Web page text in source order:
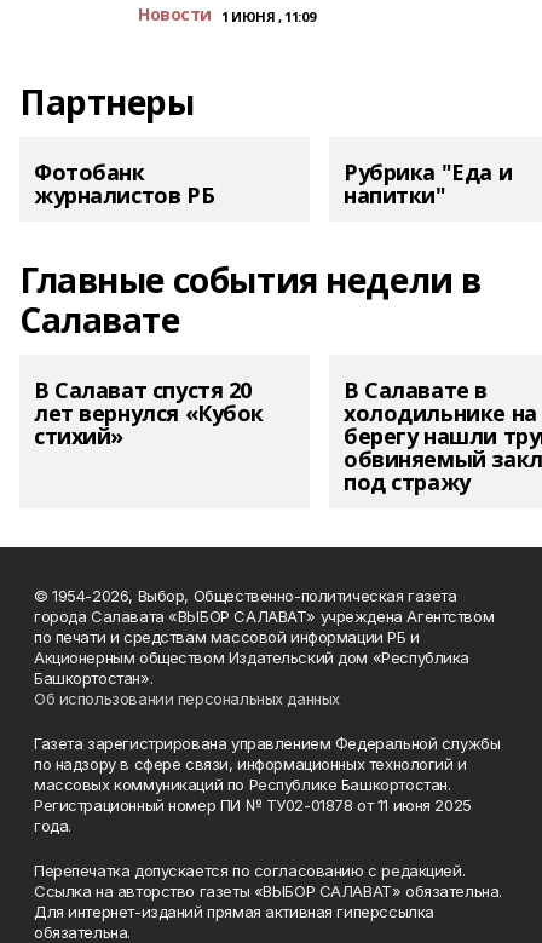
Новости 1 ИЮНЯ , 11:09
Партнеры
Фотобанк
журналистов РБ
Рубрика "Еда и
напитки"
Главные события недели в
Салавате
В Салават спустя 20
лет вернулся «Кубок
стихий»
В Салавате в
холодильнике на
берегу нашли
обвиняемый
под стражу
© 1954-2026, Выбор, Общественно-политическая газета
города Салавата «ВЫБОР САЛАВАТ» учреждена Агентством
по печати и средствам массовой информации РБ и
Акционерным обществом Издательский дом «Республика
Башкортостан».
Об использовании персональных данных
Газета зарегистрирована управлением Федеральной службы
по надзору в сфере связи, информационных технологий и
массовых коммуникаций по Республике Башкортостан.
Регистрационный номер ПИ № ТУ02-01878 от 11 июня 2025
года.
Перепечатка допускается по согласованию с редакцией.
Ссылка на авторство газеты «ВЫБОР САЛАВАТ» обязательна.
Для интернет-изданий прямая активная гиперссылка
обязательна.